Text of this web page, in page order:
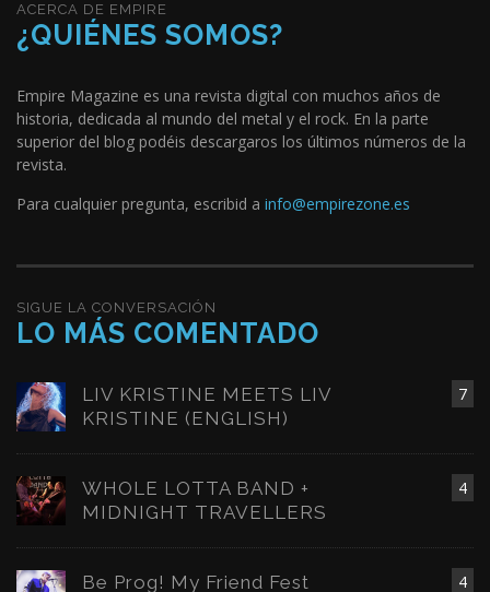
ACERCA DE EMPIRE
¿QUIÉNES SOMOS?
Empire Magazine es una revista digital con muchos años de
historia, dedicada al mundo del metal y el rock. En la parte
superior del blog podéis descargaros los últimos números de la
revista.
Para cualquier pregunta, escribid a info@empirezone.es
SIGUE LA CONVERSACIÓN
LO MÁS COMENTADO
7
LIV KRISTINE MEETS LIV
KRISTINE (ENGLISH)
4
WHOLE LOTTA BAND +
MIDNIGHT TRAVELLERS
4
Be Prog! My Friend Fest